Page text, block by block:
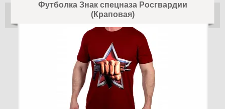
Футболка Знак спецназа Росгвардии
(Краповая)